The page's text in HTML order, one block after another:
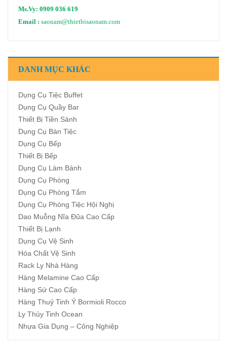
Ms.Vy: 0909 036 619
Email : saonam@thietbisaonam.com
DANH MỤC KHÁC
Dụng Cụ Tiệc Buffet
Dụng Cụ Quầy Bar
Thiết Bị Tiền Sảnh
Dụng Cụ Bàn Tiệc
Dụng Cụ Bếp
Thiết Bị Bếp
Dụng Cụ Làm Bánh
Dụng Cụ Phòng
Dụng Cụ Phòng Tắm
Dụng Cụ Phòng Tiệc Hội Nghị
Dao Muỗng Nĩa Đũa Cao Cấp
Thiết Bị Lạnh
Dụng Cụ Vệ Sinh
Hóa Chất Vệ Sinh
Rack Ly Nhà Hàng
Hàng Melamine Cao Cấp
Hàng Sứ Cao Cấp
Hàng Thuỷ Tinh Ý Bormioli Rocco
Ly Thủy Tinh Ocean
Nhựa Gia Dụng – Công Nghiệp